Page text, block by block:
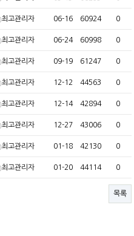
최고관리자 06-16 60924 0
최고관리자 06-24 60998 0
최고관리자 09-19 61247 0
최고관리자 12-12 44563 0
최고관리자 12-14 42894 0
최고관리자 12-27 43006 0
최고관리자 01-18 42130 0
최고관리자 01-20 44114 0
목록